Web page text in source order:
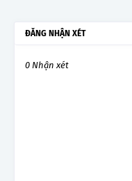
ĐĂNG NHẬN XÉT
0 Nhận xét